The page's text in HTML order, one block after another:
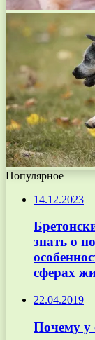
Популярное
14.12.2023
знать о
сферах
22.04.2019
Почему у